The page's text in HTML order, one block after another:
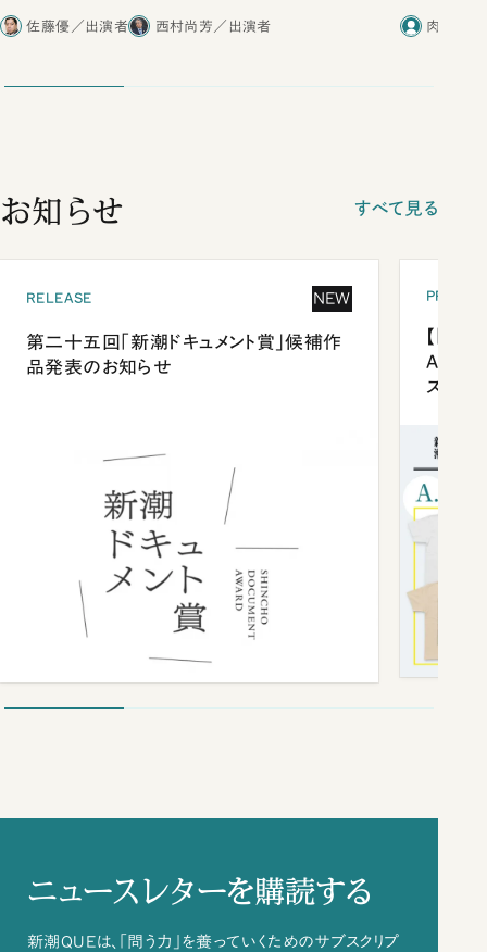
合ったこと
佐藤優／出演者 西村尚芳／出演者 肉乃小路
お知らせ すべて見る
RELEASE NEW
第二十五回「新潮ドキュメント賞」候補作
品発表のお知らせ
【「新
ズプレ
ニュースレターを購読する
新潮QUEは、「問う力」を養っていくためのサブスクリプ